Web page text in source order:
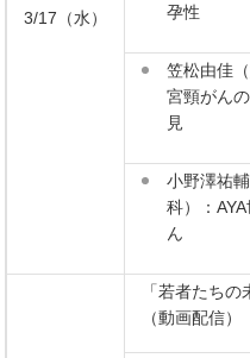
3/17（水）
孕性
笠松由佳
宮頸がん
見
小野澤祐
科）：
ん
「若者たち
（動画配信）